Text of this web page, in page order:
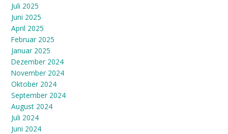
Juli 2025
Juni 2025
April 2025
Februar 2025
Januar 2025
Dezember 2024
November 2024
Oktober 2024
September 2024
August 2024
Juli 2024
Juni 2024